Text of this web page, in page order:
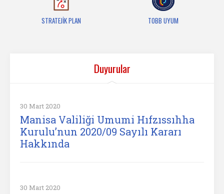
STRATEJİK PLAN TOBB UYUM
Duyurular
30 Mart 2020
Manisa Valiliği Umumi Hıfzıssıhha
Kurulu’nun 2020/09 Sayılı Kararı
Hakkında
30 Mart 2020